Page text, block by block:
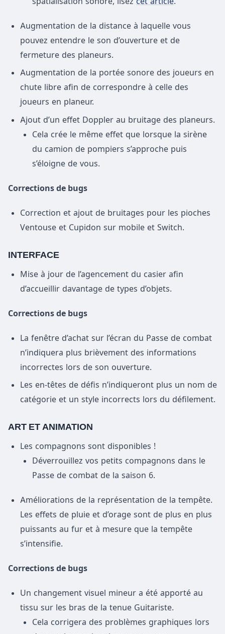
Augmentation de la distance à laquelle vous
pouvez entendre le son d’ouverture et de
fermeture des planeurs.
Augmentation de la portée sonore des joueurs en
chute libre afin de correspondre à celle des
joueurs en planeur.
Ajout d’un effet Doppler au bruitage des planeurs.
Cela crée le même effet que lorsque la sirène
du camion de pompiers s’approche puis
s’éloigne de vous.
Corrections de bugs
Correction et ajout de bruitages pour les pioches
Ventouse et Cupidon sur mobile et Switch.
INTERFACE
Mise à jour de l’agencement du casier afin
d’accueillir davantage de types d’objets.
Corrections de bugs
La fenêtre d’achat sur l’écran du Passe de combat
n’indiquera plus brièvement des informations
incorrectes lors de son ouverture.
Les en-têtes de défis n’indiqueront plus un nom de
catégorie et un style incorrects lors du défilement.
ART ET ANIMATION
Les compagnons sont disponibles !
Déverrouillez vos petits compagnons dans le
Passe de combat de la saison 6.
Améliorations de la représentation de la tempête.
Les effets de pluie et d’orage sont de plus en plus
puissants au fur et à mesure que la tempête
s’intensifie.
Corrections de bugs
Un changement visuel mineur a été apporté au
tissu sur les bras de la tenue Guitariste.
Cela corrigera des problèmes graphiques lors